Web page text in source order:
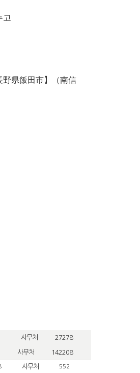
고
県飯田市】（南信
사무처 27278
사무처 142208
사무처 552